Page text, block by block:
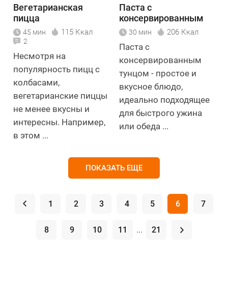
Вегетарианская
пицца
45 мин 115 Ккал
2
Несмотря на
популярность пицц с
колбасами,
вегетарианские пиццы
не менее вкусны и
интересны. Например,
в этом ...
Паста с
консервированным
тунцом
30 мин 206 Ккал
Паста с
консервированным
тунцом - простое и
вкусное блюдо,
идеально подходящее
для быстрого ужина
или обеда ...
ПОКАЗАТЬ ЕЩЕ
. 1 2 3 4 5 6 7
8 9 10 11 ... 21 .